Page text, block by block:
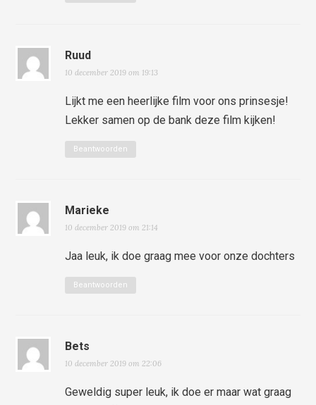
Ruud
10 december 2019 om 19:13
Lijkt me een heerlijke film voor ons prinsesje!
Lekker samen op de bank deze film kijken!
Beantwoorden
Marieke
10 december 2019 om 21:14
Jaa leuk, ik doe graag mee voor onze dochters
Beantwoorden
Bets
10 december 2019 om 22:06
Geweldig super leuk, ik doe er maar wat graag